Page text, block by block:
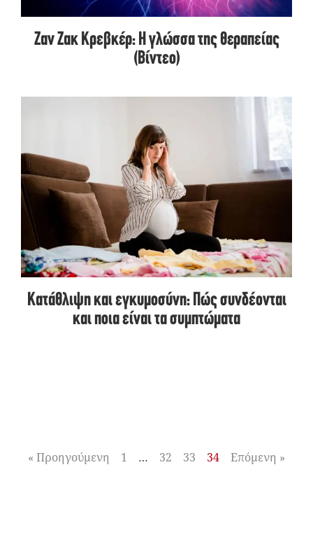
Ζαν Ζακ Κρεβκέρ: Η γλώσσα της θεραπείας
(Βίντεο)
Κατάθλιψη και εγκυμοσύνη: Πώς συνδέονται
και ποια είναι τα συμπτώματα
« Προηγούμενη 1 … 32 33 34 Επόμενη »